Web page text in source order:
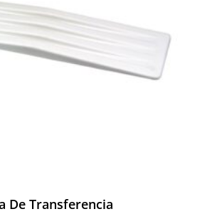
De Transferencia